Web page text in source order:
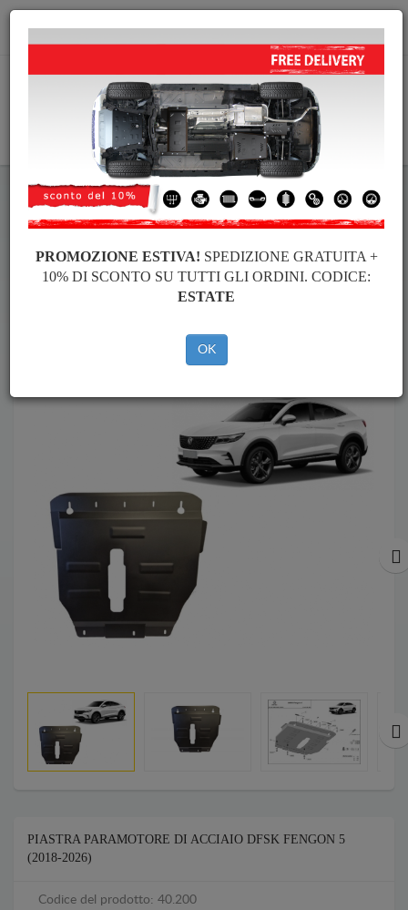
info@piastraparamotore.com
Piastra paramotore di acciaio Dfsk
Piastra paramotore di acciaio Dfsk Fengon 5
Brands
Brands
PIASTRA PARAMOTORE DI ACCIAIO DFSK FENGON 5
(2018-2026)
Codice del prodotto: 40.200
PROMOZIONE ESTIVA! SPEDIZIONE GRATUITA +
10% DI SCONTO SU TUTTI GLI ORDINI. CODICE:
ESTATE
OK